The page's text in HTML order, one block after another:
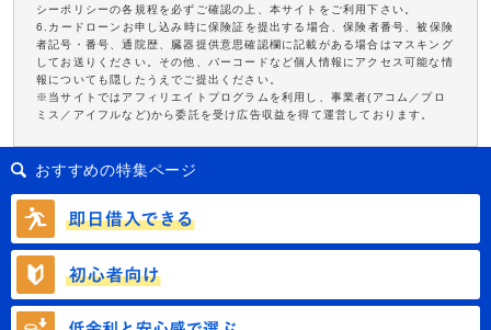
シーポリシーの各規程を必ずご確認の上、本サイトをご利用下さい。
6.カードローンお申し込み時に保険証を提出する場合、保険者番号、被保険
者記号・番号、通院歴、臓器提供意思確認欄に記載がある場合はマスキング
してお送りください。その他、バーコードなど個人情報にアクセス可能な情
報についても隠したうえでご提出ください。
※当サイトではアフィリエイトプログラムを利用し、事業者(アコム／プロ
ミス／アイフルなど)から委託を受け広告収益を得て運営しております。
おすすめの特集ページ